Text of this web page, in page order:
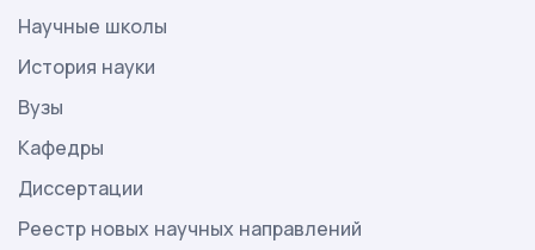
Научные школы
История науки
Вузы
Кафедры
Диссертации
Реестр новых научных направлений